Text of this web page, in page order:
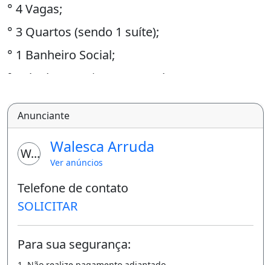
° 4 Vagas;
° 3 Quartos (sendo 1 suíte);
° 1 Banheiro Social;
° Sala de Estar | Jantar Amplas;
° Cozinha Americana Toda Revestida;
° Lavanderia com Tanque;
Valor de R$ 210.000,00
° ITBI E REGISTRO INLUSO
Anunciante
WA Walesca Arruda
Ver anúncios
Telefone de contato
SOLICITAR
Para sua segurança: